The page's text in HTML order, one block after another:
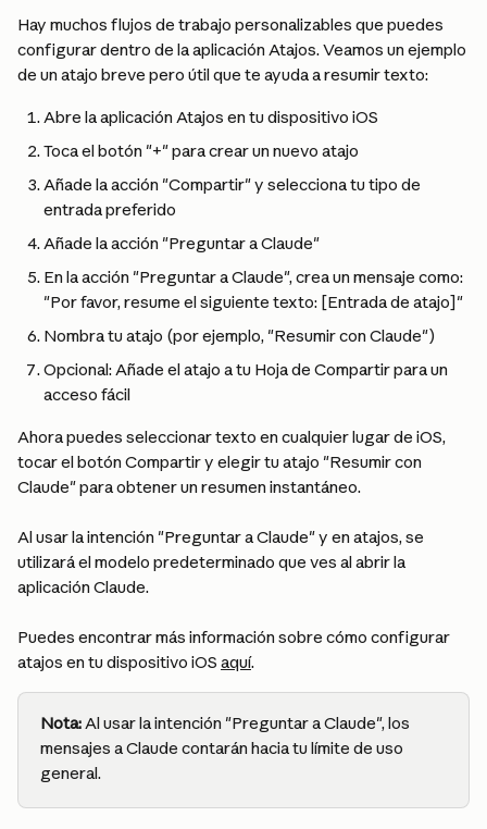
Hay muchos flujos de trabajo personalizables que puedes
configurar dentro de la aplicación Atajos. Veamos un ejemplo
de un atajo breve pero útil que te ayuda a resumir texto:
Abre la aplicación Atajos en tu dispositivo iOS
Toca el botón "+" para crear un nuevo atajo
Añade la acción "Compartir" y selecciona tu tipo de
entrada preferido
Añade la acción "Preguntar a Claude"
En la acción "Preguntar a Claude", crea un mensaje como:
"Por favor, resume el siguiente texto: [Entrada de atajo]"
Nombra tu atajo (por ejemplo, "Resumir con Claude")
Opcional: Añade el atajo a tu Hoja de Compartir para un
acceso fácil
Ahora puedes seleccionar texto en cualquier lugar de iOS,
tocar el botón Compartir y elegir tu atajo "Resumir con
Claude" para obtener un resumen instantáneo.
Al usar la intención "Preguntar a Claude" y en atajos, se
utilizará el modelo predeterminado que ves al abrir la
aplicación Claude.
Puedes encontrar más información sobre cómo configurar
atajos en tu dispositivo iOS aquí.
Nota: Al usar la intención "Preguntar a Claude", los
mensajes a Claude contarán hacia tu límite de uso
general.